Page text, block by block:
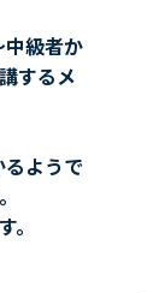
中級者か
するメ
ようで